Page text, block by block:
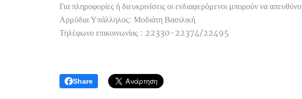
Για πληροφορίες ή διευκρινίσεις οι ενδιαφερόμενοι μπορούν να
Αρμόδια Υπάλληλος: Μοδιάτη Βασιλική
Τηλέφωνο επικοινωνίας : 22330-22374/22495
Share